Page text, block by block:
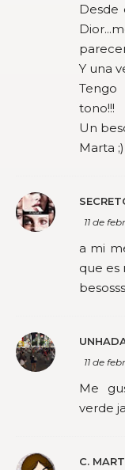
Desde
Y una
tono!!!
Un
Marta ;)
11 de
a mi
que es
11 de
Me
verde
C.